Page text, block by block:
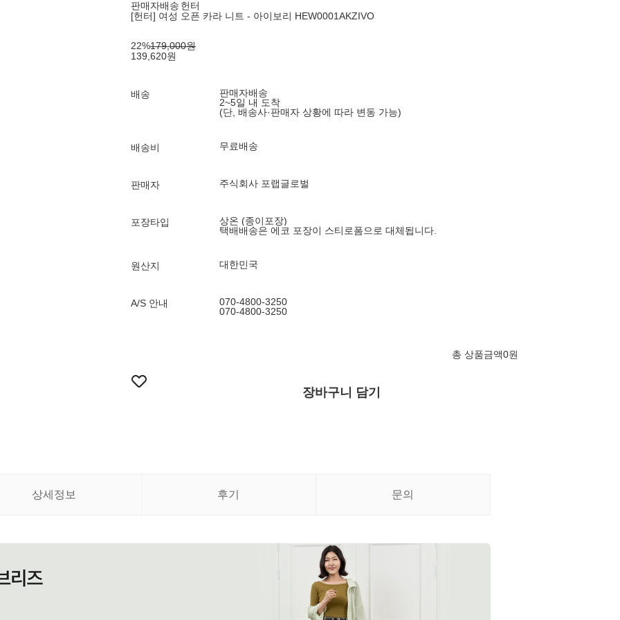
판매자배송 헌터
[헌터] 여성 오픈 카라 니트 - 아이보리 HEW0001AKZIVO
22%179,000원
139,620원
배송
판매자배송
2~5일 내 도착
(단, 배송사·판매자 상황에 따라 변동 가능)
배송비 무료배송
판매자 주식회사 포랩글로벌
포장타입
상온 (종이포장)
택배배송은 에코 포장이 스티로폼으로 대체됩니다.
원산지 대한민국
A/S 안내
070-4800-3250
070-4800-3250
총 상품금액0원
장바구니 담기
상세정보 후기 문의